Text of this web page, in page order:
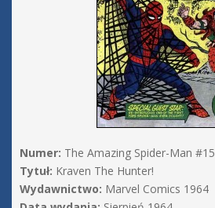
Numer: The Amazing Spider-Man #15
Tytuł: Kraven The Hunter!
Wydawnictwo: Marvel Comics 1964